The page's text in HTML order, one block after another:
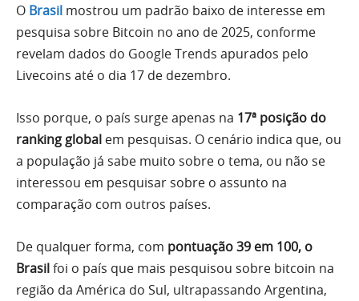
O Brasil mostrou um padrão baixo de interesse em
pesquisa sobre Bitcoin no ano de 2025, conforme
revelam dados do Google Trends apurados pelo
Livecoins até o dia 17 de dezembro.
Isso porque, o país surge apenas na 17ª posição do
ranking global em pesquisas. O cenário indica que, ou
a população já sabe muito sobre o tema, ou não se
interessou em pesquisar sobre o assunto na
comparação com outros países.
De qualquer forma, com pontuação 39 em 100, o
Brasilfoi o país que mais pesquisou sobre bitcoin na
região da América do Sul, ultrapassando Argentina,